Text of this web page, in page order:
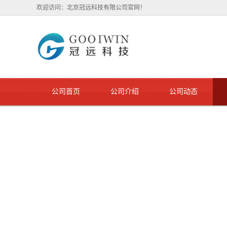
欢迎访问：北京冠远科技有限公司官网！
公司首页 公司介绍 公司动态